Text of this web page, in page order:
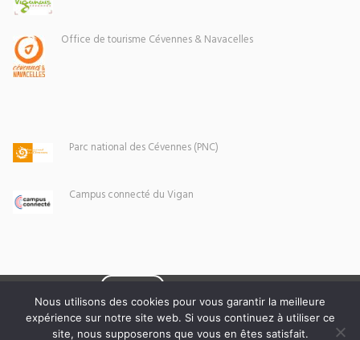
Office de tourisme Cévennes & Navacelles
Parc national des Cévennes (PNC)
Campus connecté du Vigan
Mentions légales
Nous utilisons des cookies pour vous garantir la meilleure
expérience sur notre site web. Si vous continuez à utiliser ce
site, nous supposerons que vous en êtes satisfait.